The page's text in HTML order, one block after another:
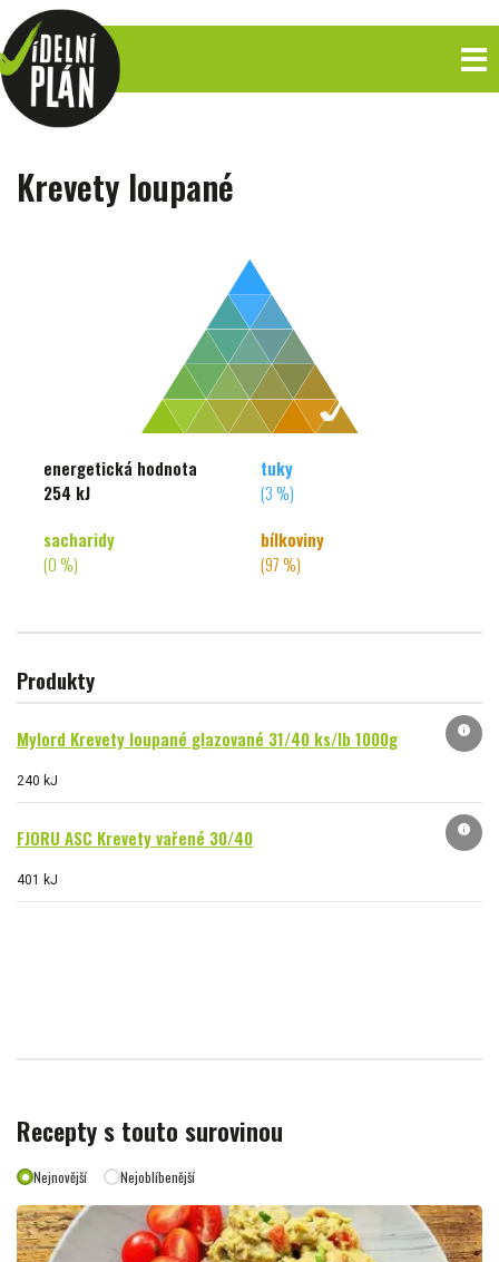
Krevety loupané
energetická hodnota
254 kJ
tuky
(3 %)
sacharidy
(0 %)
bílkoviny
(97 %)
Produkty
Mylord Krevety loupané glazované 31/40 ks/lb 1000g
240 kJ
info
FJORU ASC Krevety vařené 30/40
401 kJ
info
Recepty s touto surovinou
Nejnovější Nejoblíbenější